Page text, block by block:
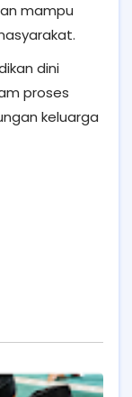
mampu
dini
proses
keluarga